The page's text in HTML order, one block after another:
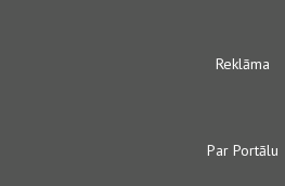
Reklāma
Par Portālu